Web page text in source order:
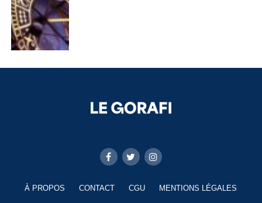
À PROPOS CONTACT CGU MENTIONS LÉGALES